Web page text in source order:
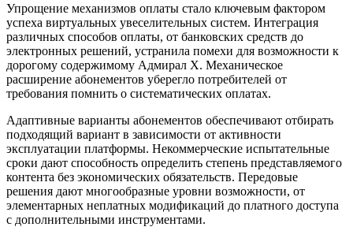
Упрощение механизмов оплаты стало ключевым фактором
успеха виртуальных увеселительных систем. Интеграция
различных способов оплаты, от банковских средств до
электронных решений, устранила помехи для возможности к
дорогому содержимому Адмирал Х. Механическое
расширение абонементов уберегло потребителей от
требования помнить о систематических оплатах.
Адаптивные варианты абонементов обеспечивают отбирать
подходящий вариант в зависимости от активности
эксплуатации платформы. Некоммерческие испытательные
сроки дают способность определить степень представляемого
контента без экономических обязательств. Передовые
решения дают многообразные уровни возможности, от
элементарных неплатных модификаций до платного доступа
с дополнительными инструментами.